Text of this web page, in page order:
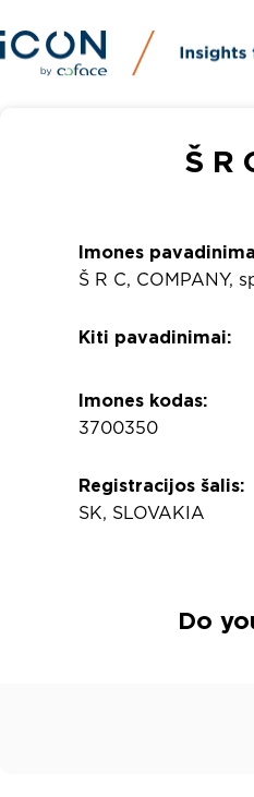
Š R
Imones
Š R C, COMPANY,
Kiti pavadinimai:
Imones kodas:
3700350
Registracijos šalis:
SK, SLOVAKIA
Do